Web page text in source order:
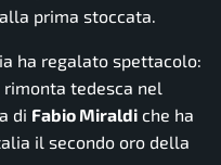
prima stoccata.
ha regalato spettacolo:
tedesca nel
di Fabio Miraldi che ha
il secondo oro della